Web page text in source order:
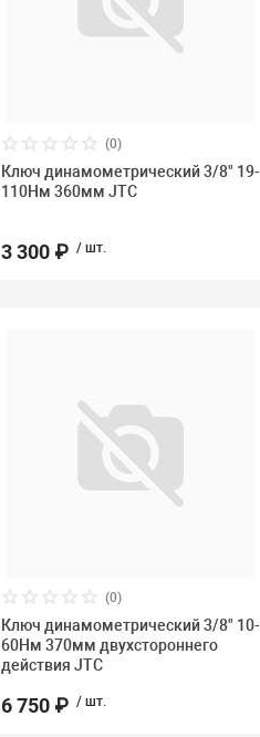
(0)
Ключ динамометрический 3/8" 19-
110Нм 360мм JTC
3 300 ₽ / шт.
(0)
Ключ динамометрический 3/8" 10-
60Нм 370мм двухстороннего
действия JTC
6 750 ₽ / шт.